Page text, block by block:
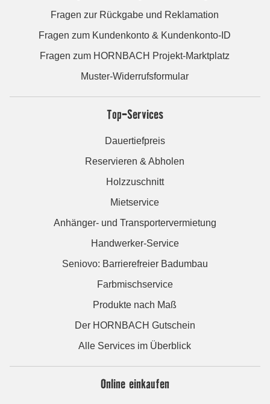
Fragen zur Rückgabe und Reklamation
Fragen zum Kundenkonto & Kundenkonto-ID
Fragen zum HORNBACH Projekt-Marktplatz
Muster-Widerrufsformular
Top-Services
Dauertiefpreis
Reservieren & Abholen
Holzzuschnitt
Mietservice
Anhänger- und Transportervermietung
Handwerker-Service
Seniovo: Barrierefreier Badumbau
Farbmischservice
Produkte nach Maß
Der HORNBACH Gutschein
Alle Services im Überblick
Online einkaufen